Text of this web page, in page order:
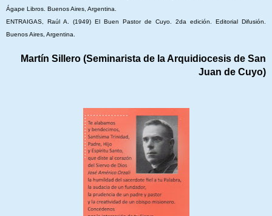
Ágape Libros. Buenos Aires, Argentina.
ENTRAIGAS, Raúl A. (1949) El Buen Pastor de Cuyo. 2da edición. Editorial Difusión.
Buenos Aires, Argentina.
Martín Sillero (Seminarista de la Arquidiocesis de San
Juan de Cuyo)